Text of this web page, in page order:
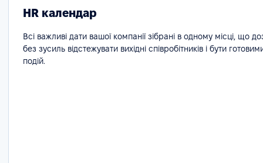
HR календар
Всі важливі дати вашої компанії зібрані в одному місці, що
без зусиль відстежувати вихідні співробітників і бути
подій.